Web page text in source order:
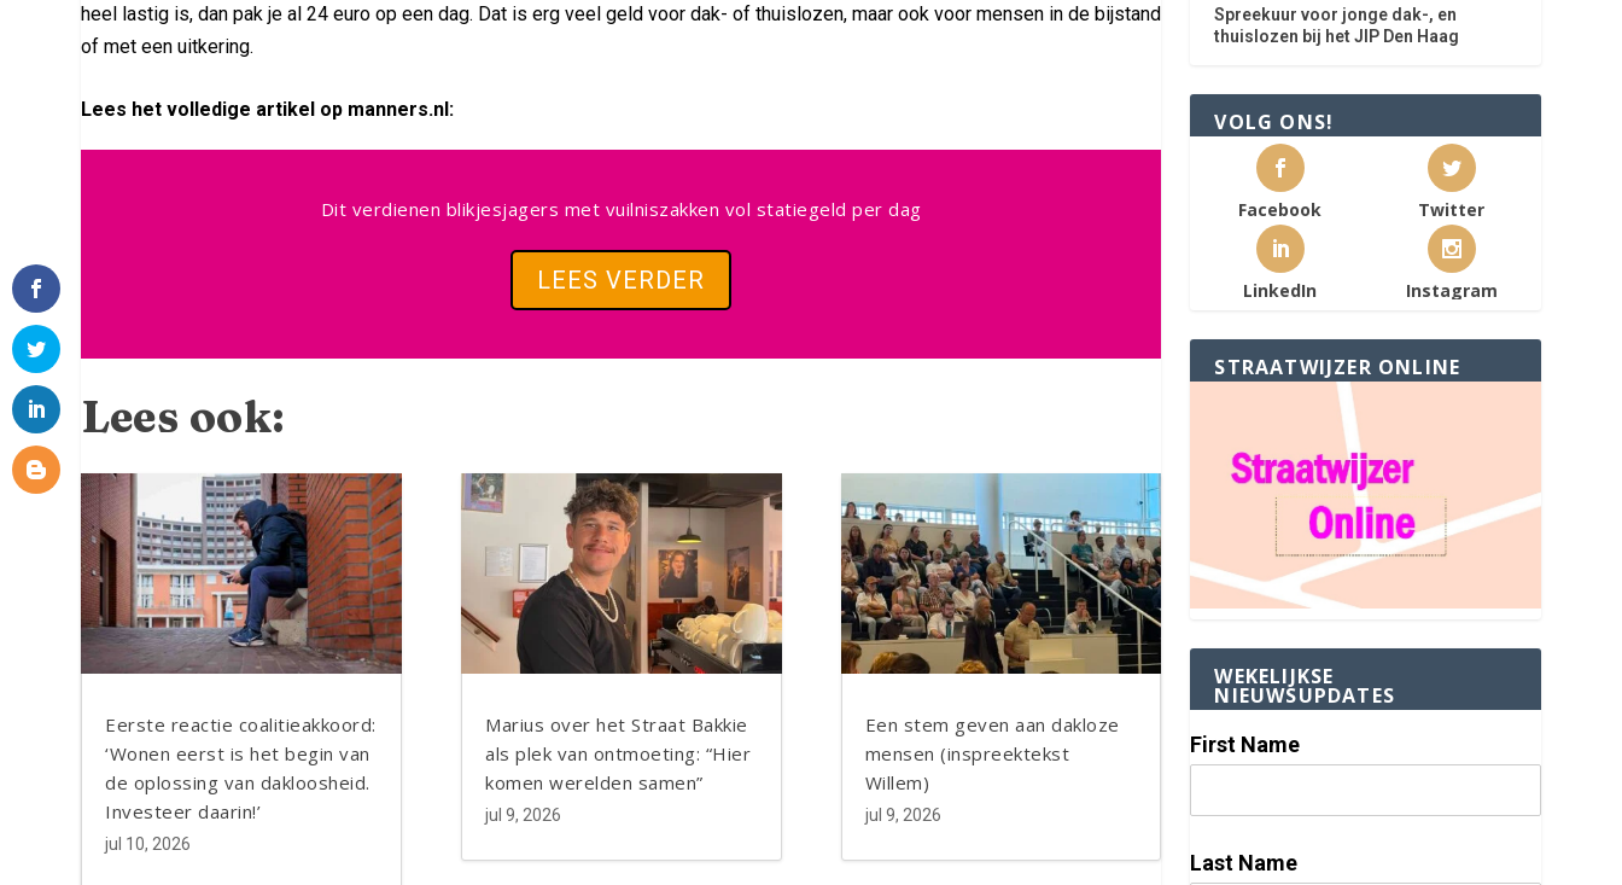
heel lastig is, dan pak je al 24 euro op een dag. Dat is erg veel geld voor dak- of thuislozen, maar ook voor mensen in de bijstand
of met een uitkering.
Lees het volledige artikel op manners.nl:
Dit verdienen blikjesjagers met vuilniszakken vol statiegeld per dag
LEES VERDER
Lees ook:
Facebook
Twitter
LinkedIn
Eerste reactie coalitieakkoord:
‘Wonen eerst is het begin van
de oplossing van dakloosheid.
Investeer daarin!’
jul 10, 2026
Facebook
Twitter
LinkedIn
Marius over het Straat Bakkie
als plek van ontmoeting: “Hier
komen werelden samen”
jul 9, 2026
Facebook
Twitter
LinkedIn
Een stem geven aan dakloze
mensen (inspreektekst
Willem)
jul 9, 2026
Spreekuur voor jonge dak-, en
thuislozen bij het JIP Den Haag
VOLG ONS!
Facebook Twitter
LinkedIn Instagram
STRAATWIJZER ONLINE
WEKELIJKSE
NIEUWSUPDATES
First Name
Last Name